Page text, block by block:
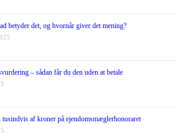
betyder det, og hvornår giver det mening?
– sådan får du den uden at betale
tusindvis af kroner på ejendomsmæglerhonoraret